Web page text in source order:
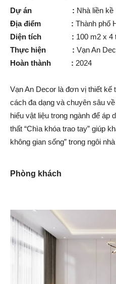
Dự án : Nhà liền kề
Địa điểm :Thành phố
Diện tích : 100 m2 x 4
Thực hiện :Vạn An
Hoàn thành : 2024
Vạn An Decor là đơn vị thiết kế
cách đa dạng và chuyên sâu
hiểu vật liệu trong ngành để áp
thất “Chìa khóa trao tay” giúp
không gian sống” trong ngôi
Phòng khách